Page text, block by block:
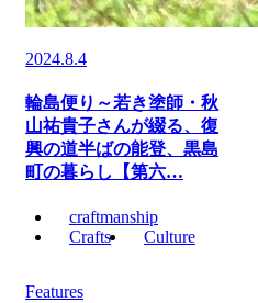
2024.8.4
輪島便り～若き塗師・秋
山祐貴子さんが綴る、復
興の道半ばの能登、黒島
町の暮らし【第六…
craftmanship
Crafts
Culture
Features